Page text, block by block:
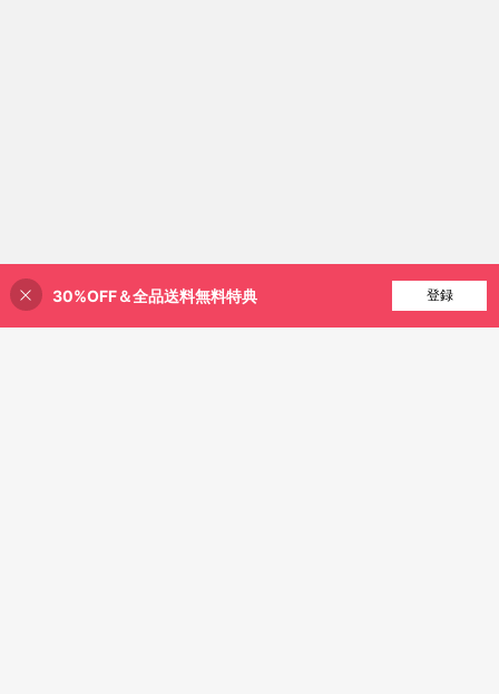
32% 割引！
30%OFF＆全品送料無料特典 登録